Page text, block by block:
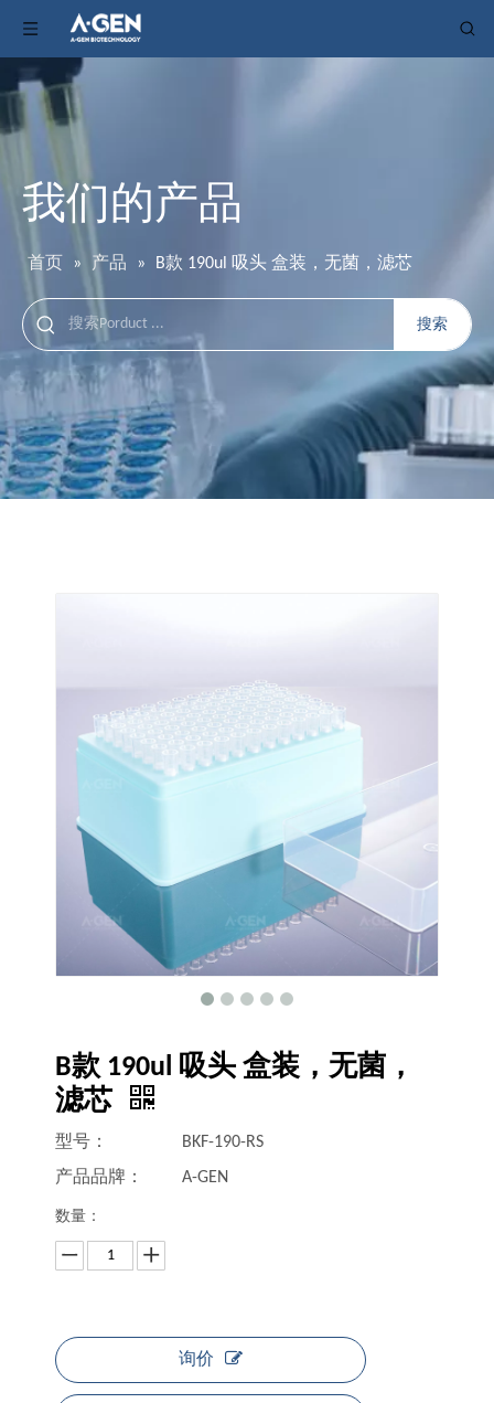
我们的产品
首页 » 产品 » B款 190ul 吸头 盒装，无菌，滤芯
搜索
B款 190ul 吸头 盒装，无菌，
滤芯
型号：
BKF-190-RS
产品品牌：
A-GEN
数量：
询价